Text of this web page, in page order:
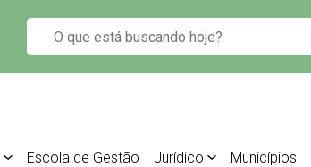
Escola de Gestão Jurídico Municípios